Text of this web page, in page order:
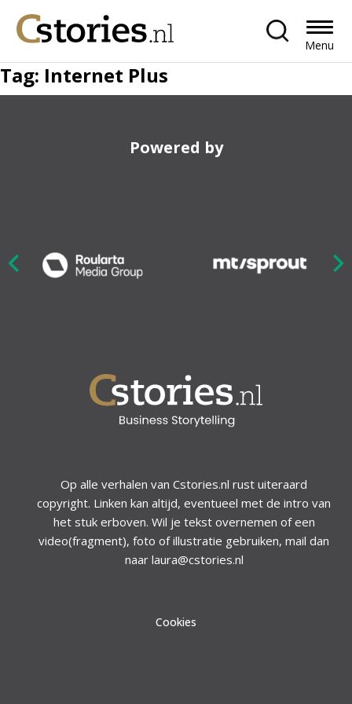
Menu
Tag: Internet Plus
Powered by
Op alle verhalen van Cstories.nl rust uiteraard
copyright. Linken kan altijd, eventueel met de intro van
het stuk erboven. Wil je tekst overnemen of een
video(fragment), foto of illustratie gebruiken, mail dan
naar laura@cstories.nl
Cookies